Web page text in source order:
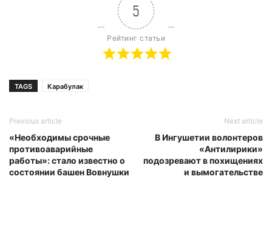
5
Рейтинг статьи
TAGS Карабулак
Previous article
«Необходимы срочные
противоаварийные
работы»: стало известно о
состоянии башен Вовнушки
Next article
В Ингушетии волонтеров
«Антилирики»
подозревают в похищениях
и вымогательстве